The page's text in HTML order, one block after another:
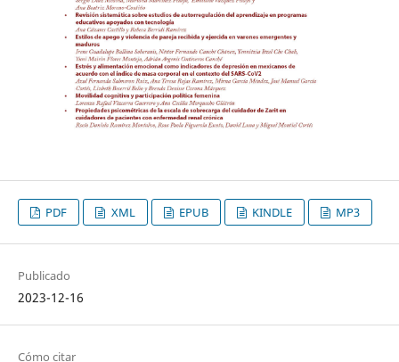
PDF XML EPUB KINDLE MP3
Publicado
2023-12-16
Cómo citar